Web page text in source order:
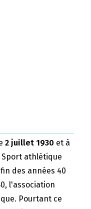
2 juillet 1930 et à
athlétique
des années 40
l'association
Pourtant ce